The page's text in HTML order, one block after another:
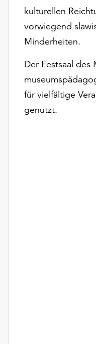
kulturellen
vorwiegend
Minderheiten.
Der Festsaal des
für vielfältige
genutzt.